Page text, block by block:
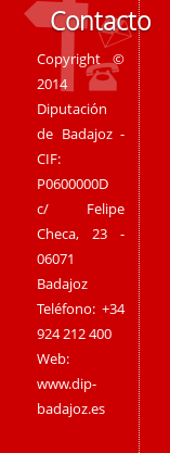
Contacto
Copyright ©
2014
Diputación
de Badajoz -
CIF:
P0600000D
c/ Felipe
Checa, 23 -
06071
Badajoz
Teléfono: +34
924 212 400
Web:
www.dip-
badajoz.es